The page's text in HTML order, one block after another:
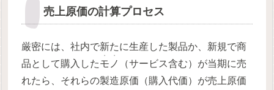
売上原価の計算プロセス
厳密には、社内で新たに生産した製品か、新規で商
品として購入したモノ
・・
（サービス含む）が当期に売
れたら、それらの製造原価（購入代価）が売上原価